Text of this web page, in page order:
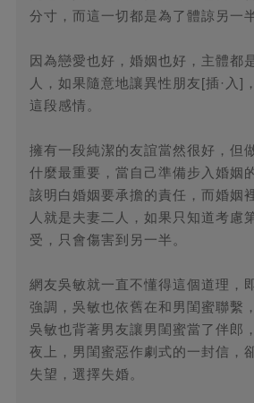
分寸，而這一切都是為了體諒另一
因為戀愛也好，婚姻也好，主體都
人，如果隨意地讓異性朋友[插·入]
這段感情。
擁有一段純潔的友誼當然很好，但
什麼最重要，當自己準備步入婚姻
該明白婚姻要承擔的責任，而婚姻
人就是夫妻二人，如果只知道考慮
受，只會傷害到另一半。
網友吳敏就一直不懂得這個道理，
強調，吳敏也依舊在和男閨蜜聯繫
吳敏也背著男友讓男閨蜜當了伴郎
夜上，男閨蜜惡作劇式的一封信，
失望，選擇失婚。